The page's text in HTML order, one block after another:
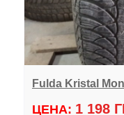
Fulda Kristal
ЦЕНА: 1 198